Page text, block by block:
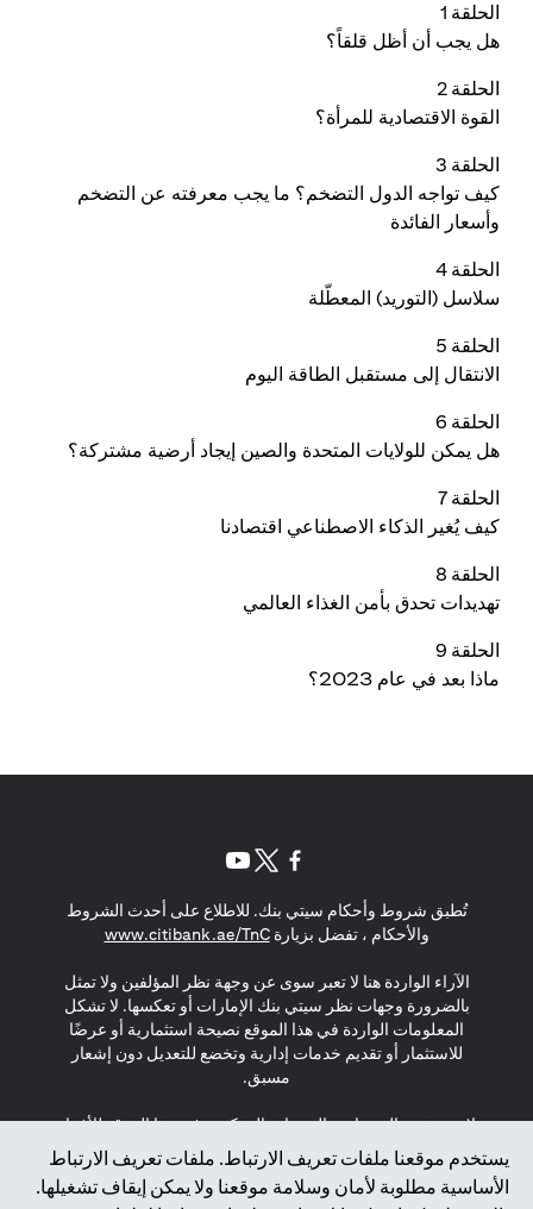
الحلقة 1
هل يجب أن أظل قلقاً؟
الحلقة 2
القوة الاقتصادية للمرأة؟
الحلقة 3
كيف تواجه الدول التضخم؟ ما يجب معرفته عن التضخم
وأسعار الفائدة
الحلقة 4
سلاسل (التوريد) المعطّلة
الحلقة 5
الانتقال إلى مستقبل الطاقة اليوم
الحلقة 6
هل يمكن للولايات المتحدة والصين إيجاد أرضية مشتركة؟
الحلقة 7
كيف يُغير الذكاء الاصطناعي اقتصادنا
الحلقة 8
تهديدات تحدق بأمن الغذاء العالمي
الحلقة 9
ماذا بعد في عام 2023؟
يستخدم موقعنا ملفات تعريف الارتباط. ملفات تعريف الارتباط
الأساسية مطلوبة لأمان وسلامة موقعنا ولا يمكن إيقاف تشغيلها.
تُطبق شروط وأحكام سيتي بنك. للاطلاع على أحدث الشروط
والأحكام ، تفضل بزيارةwww.citibank.ae/TnC
(opens in a new tab)
الآراء الواردة هنا لا تعبر سوى عن وجهة نظر المؤلفين ولا تمثل
بالضرورة وجهات نظر سيتي بنك الإمارات أو تعكسها. لا تشكل
المعلومات الواردة في هذا الموقع نصيحة استثمارية أو عرضًا
للاستثمار أو تقديم خدمات إدارية وتخضع للتعديل دون إشعار
مسبق.
لا يتم تقديم المنتجات والخدمات المذكورة في هذا الموقع للأفراد
المقيمين في الاتحاد الأوروبي أو المنطقة الاقتصادية الأوروبية أو
سويسرا أو غيرنسي أو جيرسي أو موناكو أو سان مارينو أو
الفاتيكان أو جزيرة مان أو المملكة المتحدة أو خصوصية البيانات